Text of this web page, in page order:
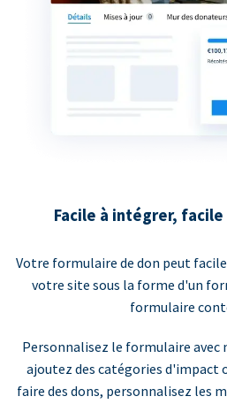
Facile à intégrer,
Votre formulaire de don peut
votre site sous la forme d'un
formulaire
Personnalisez le formulaire
ajoutez des catégories d'impact
faire des dons, personnalisez les